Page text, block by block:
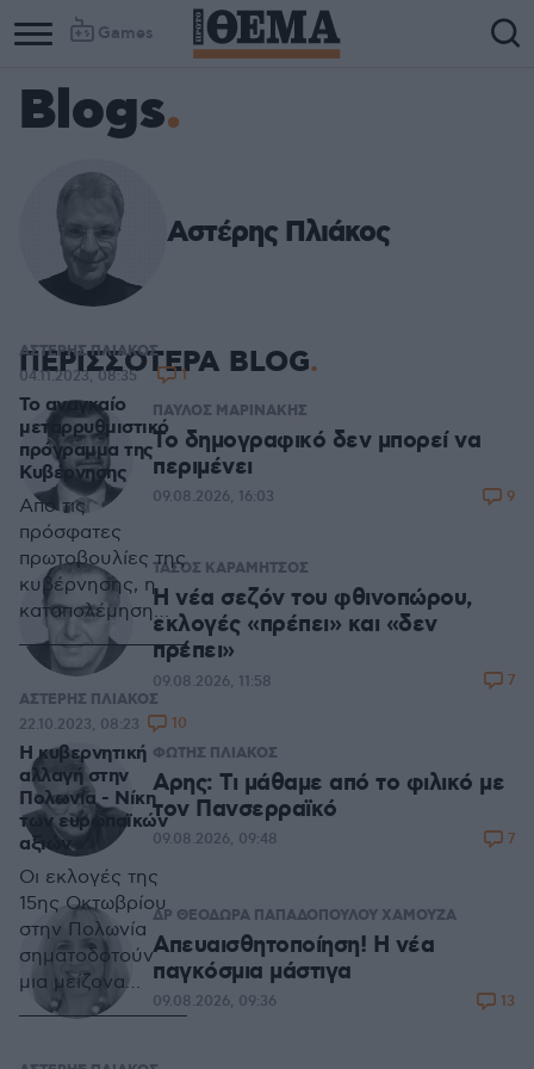
Games
Blogs
Αστέρης Πλιάκος
ΠΕΡΙΣΣΟΤΕΡΑ BLOG
ΠΑΥΛΟΣ ΜΑΡΙΝΑΚΗΣ
Το δημογραφικό δεν μπορεί να
περιμένει
09.08.2026, 16:03 9
ΤΑΣΟΣ ΚΑΡΑΜΗΤΣΟΣ
Η νέα σεζόν του φθινοπώρου,
εκλογές «πρέπει» και «δεν
πρέπει»
09.08.2026, 11:58 7
ΦΩΤΗΣ ΠΛΙΑΚΟΣ
Αρης: Τι μάθαμε από το φιλικό με
τον Πανσερραϊκό
09.08.2026, 09:48 7
ΔΡ ΘΕΟΔΩΡΑ ΠΑΠΑΔΟΠΟΥΛΟΥ ΧΑΜΟΥΖΑ
Απευαισθητοποίηση! Η νέα
παγκόσμια μάστιγα
09.08.2026, 09:36 13
ΑΣΤΕΡΗΣ ΠΛΙΑΚΟΣ
Το αναγκαίο
μεταρρυθμιστικό
πρόγραμμα της
Κυβέρνησης
Από τις
πρόσφατες
πρωτοβουλίες της
κυβέρνησης, η
καταπολέμηση
της
φοροδιαφυγής
συνιστά μείζονα
θετική
παρέμβαση για
μια υγιέστερη
λειτουργία της
οικονομίας και όχι
μόνο.
04.11.2023, 08:35 1
ΑΣΤΕΡΗΣ ΠΛΙΑΚΟΣ
Η κυβερνητική
αλλαγή στην
Πολωνία - Νίκη
των ευρωπαϊκών
αξιών
Οι εκλογές της
15ης Οκτωβρίου
στην Πολωνία
σηματοδοτούν
μια μείζονα
αλλαγή στην
αρνητική στάση
22.10.2023, 08:23 10